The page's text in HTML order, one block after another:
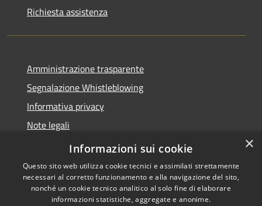
Richiesta assistenza
Amministrazione trasparente
Segnalazione Whistleblowing
Informativa privacy
Note legali
Dichiarazione di accessibilità
Copyright © 2020 •
×
Informazioni sui cookie
Questo sito web utilizza cookie tecnici e assimilati strettamente
necessari al corretto funzionamento e alla navigazione del sito,
nonché un cookie tecnico analitico al solo fine di elaborare
informazioni statistiche, aggregate e anonime.